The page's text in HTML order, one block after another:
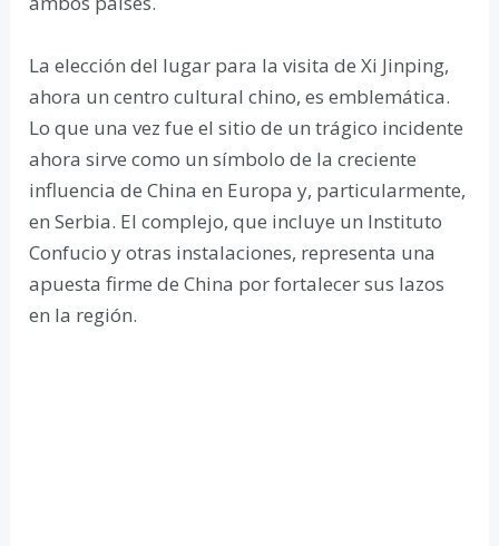
La elección del lugar para la visita de Xi Jinping,
ahora un centro cultural chino, es emblemática.
Lo que una vez fue el sitio de un trágico incidente
ahora sirve como un símbolo de la creciente
influencia de China en Europa y, particularmente,
en Serbia. El complejo, que incluye un Instituto
Confucio y otras instalaciones, representa una
apuesta firme de China por fortalecer sus lazos
en la región.